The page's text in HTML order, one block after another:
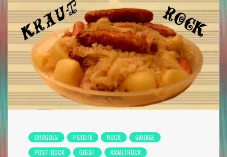
DROGUES PSYCHÉ ROCK
GARAGE
POST-ROCK
GUEST KRAUTROCK